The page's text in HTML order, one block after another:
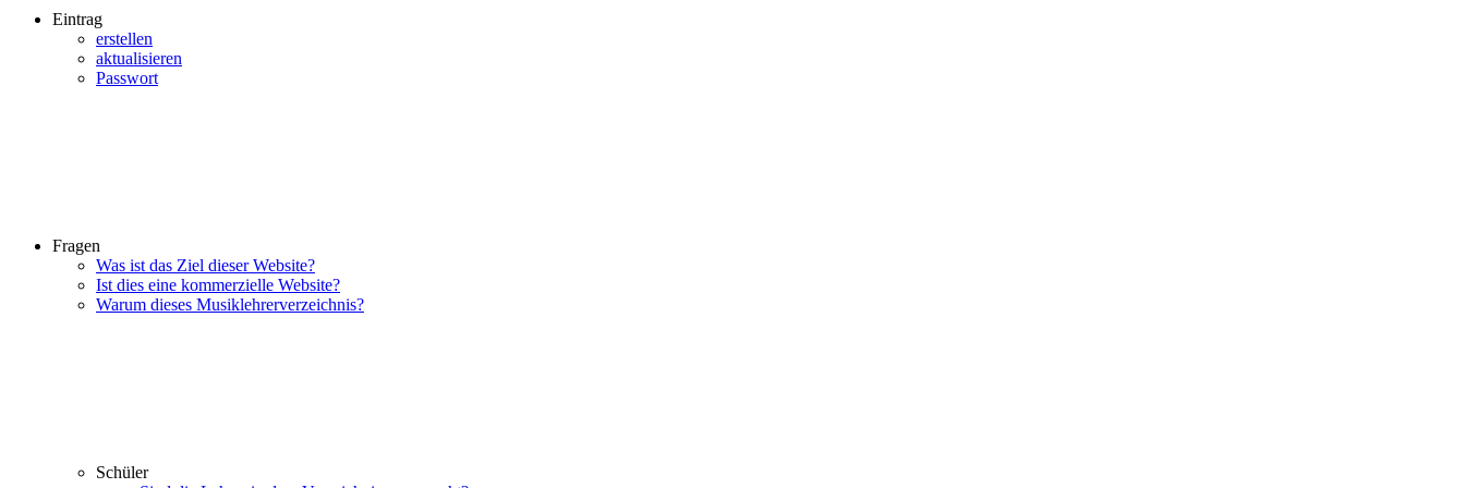
Eintrag
erstellen
aktualisieren
Passwort
Fragen
Was ist das Ziel dieser Website?
Ist dies eine kommerzielle Website?
Warum dieses Musiklehrerverzeichnis?
Schüler